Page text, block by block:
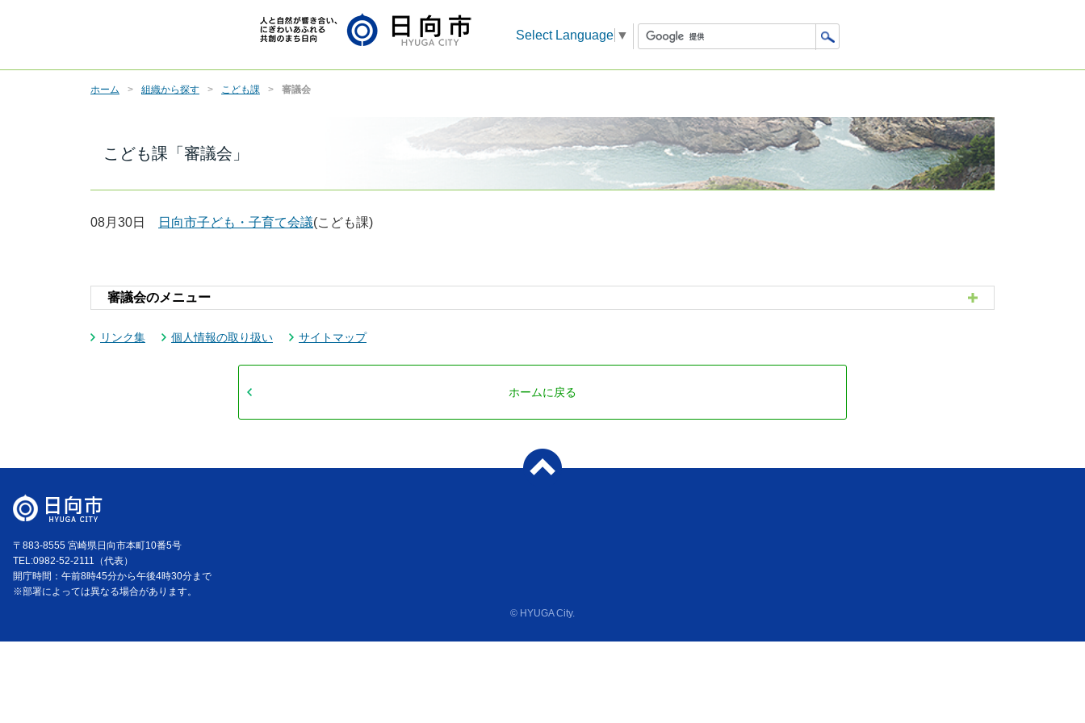
Select Language ▼
ホーム 組織から探す こども課 審議会
こども課「審議会」
08月30日 日向市子ども・子育て会議(こども課)
審議会のメニュー
リンク集 個人情報の取り扱い サイトマップ
ホームに戻る
〒883-8555 宮崎県日向市本町10番5号
TEL:0982-52-2111（代表）
開庁時間：午前8時45分から午後4時30分まで
※部署によっては異なる場合があります。
© HYUGA City.